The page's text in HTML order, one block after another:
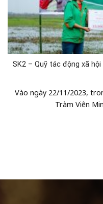
SK2 – Quỹ tác động xã
Vào ngày 22/11/2023,
Tràm Viên